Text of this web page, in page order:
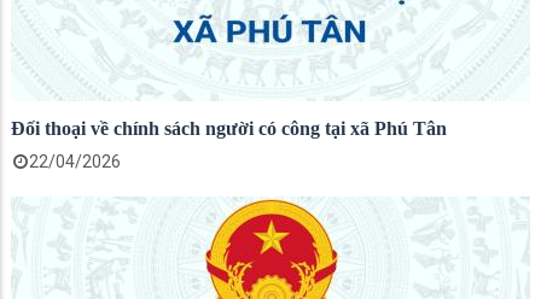
Đối thoại về chính sách người có công tại xã Phú Tân
22/04/2026